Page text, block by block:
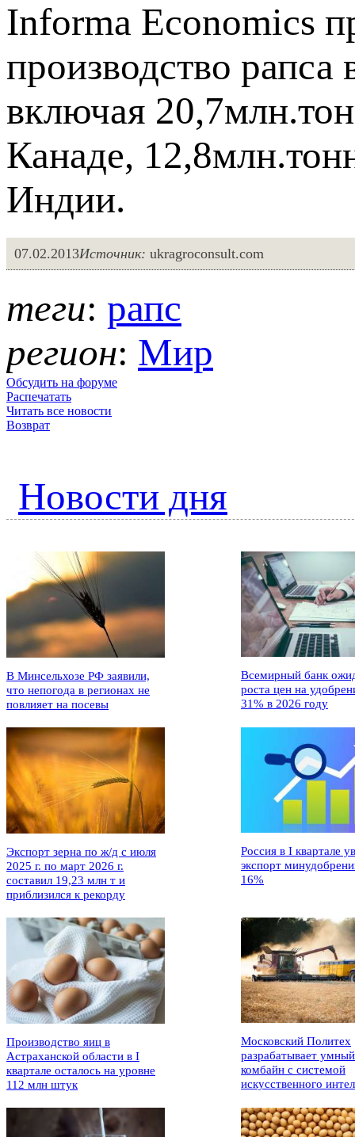
Informa Economics
производство
включая
Канаде,
Индии.
07.02.2013Источник: ukragroconsult.com
теги: рапс
регион: Мир
Обсудить на форуме
Распечатать
Читать все новости
Возврат
Новости дня
В Минсельхозе РФ заявили,
что непогода в регионах не
повлияет на посевы
Всемирный банк
роста цен на
31% в 2026 году
Экспорт зерна по ж/д с июля
2025 г. по март 2026 г.
составил 19,23 млн т и
приблизился к рекорду
Россия в I квартале
экспорт
16%
Производство яиц в
Астраханской области в I
квартале осталось на уровне
112 млн штук
Московский Политех
разрабатывает умный
комбайн с системой
искусственного